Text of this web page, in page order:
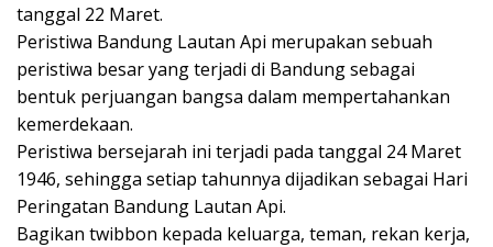
tanggal 22 Maret.
Peristiwa Bandung Lautan Api merupakan sebuah
peristiwa besar yang terjadi di Bandung sebagai
bentuk perjuangan bangsa dalam mempertahankan
kemerdekaan.
Peristiwa bersejarah ini terjadi pada tanggal 24 Maret
1946, sehingga setiap tahunnya dijadikan sebagai Hari
Peringatan Bandung Lautan Api.
Bagikan twibbon kepada keluarga, teman, rekan kerja,